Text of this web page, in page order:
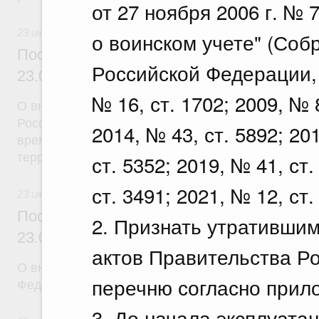
от 27 ноября 2006 г. №
о воинском учете"
Российской
№ 16, ст. 1702; 2009, №
2014, № 43, ст. 5892;
ст. 5352; 2019, № 41,
ст. 3491; 2021, № 12,
2. Признать
актов Правительства
перечню согласно
Постановление Правительства
23.07.2026 г. № 926
О внесении на ратификацию Соглашения между
временной трудовой деятельности граждан
территории другого государства
Постановление Правительства
23.07.2026 г. № 928
О внесении изменений в постановление
Федерации от 20 июля 2011 г. № 590